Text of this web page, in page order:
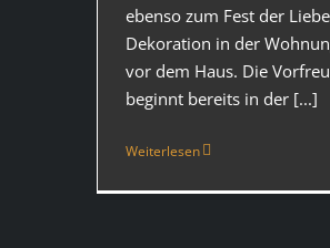
ebenso zum Fest der
Dekoration in der
vor dem Haus. Die
beginnt bereits in der [...]
Weiterlesen